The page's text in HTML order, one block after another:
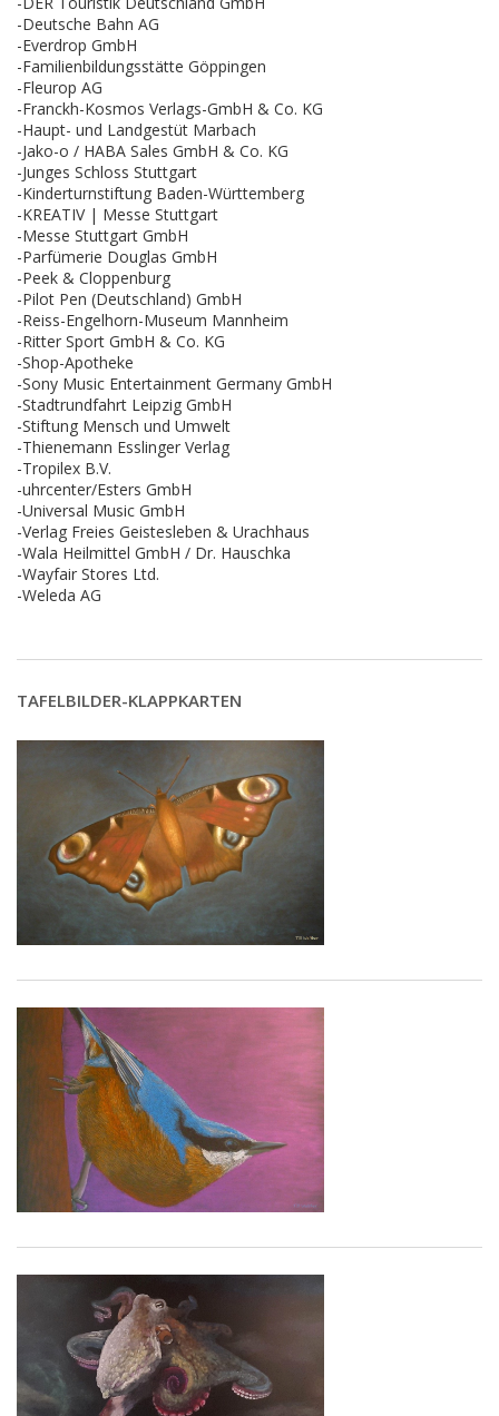
-Deutsche Bahn AG
-Everdrop GmbH
-Familienbildungsstätte Göppingen
-Fleurop AG
-Franckh-Kosmos Verlags-GmbH & Co. KG
-Haupt- und Landgestüt Marbach
-Jako-o / HABA Sales GmbH & Co. KG
-Junges Schloss Stuttgart
-Kinderturnstiftung Baden-Württemberg
-KREATIV | Messe Stuttgart
-Messe Stuttgart GmbH
-Parfümerie Douglas GmbH
-Peek & Cloppenburg
-Pilot Pen (Deutschland) GmbH
-Reiss-Engelhorn-Museum Mannheim
-Ritter Sport GmbH & Co. KG
-Shop-Apotheke
-Sony Music Entertainment Germany GmbH
-Stadtrundfahrt Leipzig GmbH
-Stiftung Mensch und Umwelt
-Thienemann Esslinger Verlag
-Tropilex B.V.
-uhrcenter/Esters GmbH
-Universal Music GmbH
-Verlag Freies Geistesleben & Urachhaus
-Wala Heilmittel GmbH / Dr. Hauschka
-Wayfair Stores Ltd.
-Weleda AG
TAFELBILDER-KLAPPKARTEN